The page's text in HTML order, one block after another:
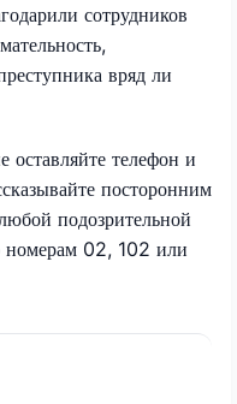
сотрудников
вряд ли
телефон и
посторонним
подозрительной
номерам 02, 102 или